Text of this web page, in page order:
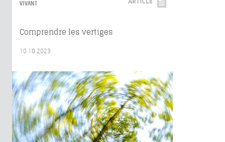
VIVANT
Comprendre les vertiges
10.10.2023